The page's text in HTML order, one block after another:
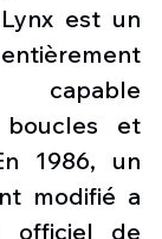
est un
capable
boucles et
1986, un
modifié a
officiel de